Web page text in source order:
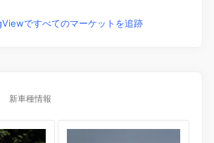
ですべてのマーケットを追跡
新車種情報